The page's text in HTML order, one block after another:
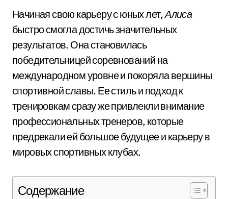
Начиная свою карьеру с юных лет,Алиса
быстро смогла достичь значительных
результатов. Она становилась
победительницей соревнований на
международном уровне и покоряла вершины
спортивной славы. Ее стиль и подход к
тренировкам сразу же привлекли внимание
профессиональных тренеров, которые
предрекали ей большое будущее и карьеру в
мировых спортивных клубах.
Содержание